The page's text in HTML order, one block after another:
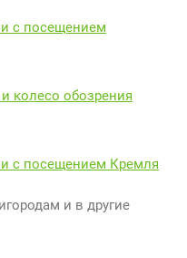
с посещением
колесо обозрения
с посещением Кремля
и в другие